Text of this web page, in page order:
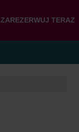
ZAREZERWUJ TERAZ